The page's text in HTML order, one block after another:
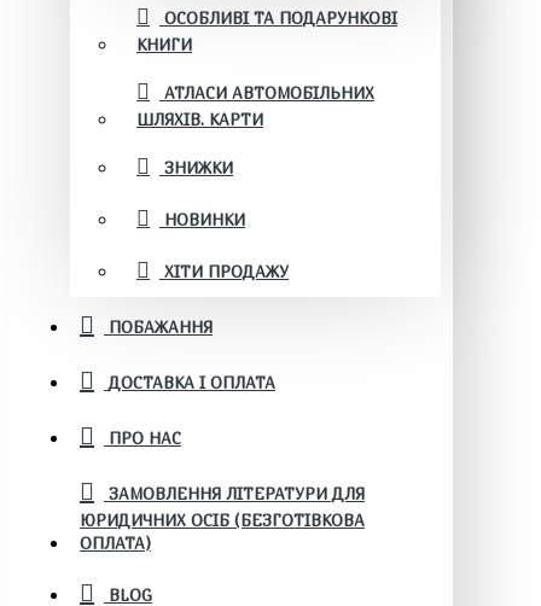
ОСОБЛИВІ ТА ПОДАРУНКОВІ
КНИГИ
АТЛАСИ АВТОМОБІЛЬНИХ
ШЛЯХІВ. КАРТИ
ЗНИЖКИ
НОВИНКИ
ХІТИ ПРОДАЖУ
ПОБАЖАННЯ
ДОСТАВКА І ОПЛАТА
ПРО НАС
ЗАМОВЛЕННЯ ЛІТЕРАТУРИ ДЛЯ
ЮРИДИЧНИХ ОСІБ (БЕЗГОТІВКОВА
ОПЛАТА)
BLOG